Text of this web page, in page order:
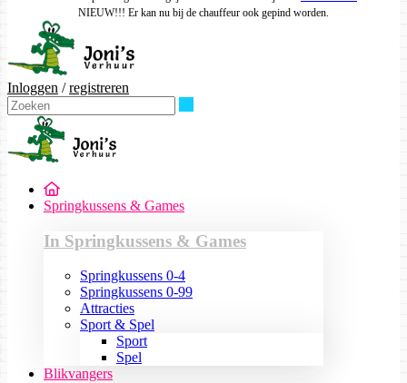
NIEUW!!! Er kan nu bij de chauffeur ook gepind worden.
Inloggen /registreren
Springkussens & Games
In Springkussens & Games
Springkussens 0-4
Springkussens 0-99
Attracties
Sport & Spel
Sport
Spel
Blikvangers